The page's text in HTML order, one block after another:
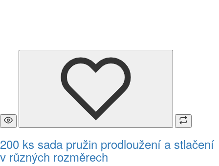
200 ks sada pružin prodloužení a stlačení
v různých rozměrech